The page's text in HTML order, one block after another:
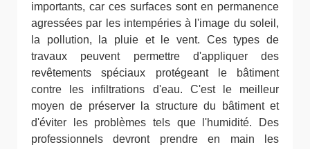
importants, car ces surfaces sont en permanence
agressées par les intempéries à l'image du soleil,
la pollution, la pluie et le vent. Ces types de
travaux peuvent permettre d'appliquer des
revêtements spéciaux protégeant le bâtiment
contre les infiltrations d'eau. C'est le meilleur
moyen de préserver la structure du bâtiment et
d'éviter les problèmes tels que l'humidité. Des
professionnels devront prendre en main les